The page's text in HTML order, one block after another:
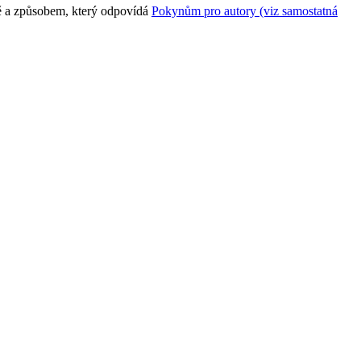
způsobem, který odpovídá Pokynům pro autory (viz samostatná